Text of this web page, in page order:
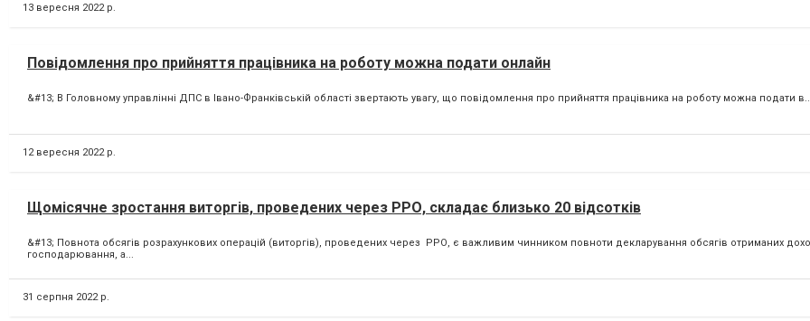
13 вересня 2022 р.
Повідомлення про прийняття працівника на роботу можна подати онлайн
&#13; В Головному управлінні ДПС в Івано-Франківській області звертають увагу, що повідомлення про прийняття працівника на роботу можна подати
12 вересня 2022 р.
Щомісячне зростання виторгів, проведених через РРО, складає близько 20 відсотків
&#13; Повнота обсягів розрахункових операцій (виторгів), проведених через РРО, є важливим чинником повноти декларування обсягів отриманих
господарювання, а...
31 серпня 2022 р.